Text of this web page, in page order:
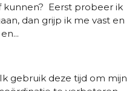
kunnen? Eerst probeer ik
dan grijp ik me vast en
gebruik deze tijd om mijn